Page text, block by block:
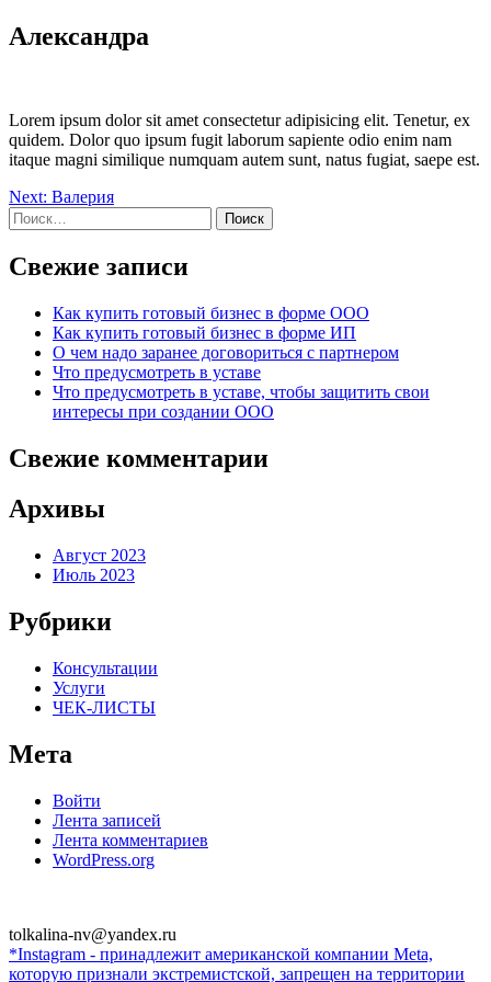
Skip
to
Александра
Lorem ipsum dolor sit amet consectetur adipisicing elit. Tenetur, ex
quidem. Dolor quo ipsum fugit laborum sapiente odio enim nam
itaque magni similique numquam autem sunt, natus fugiat, saepe est.
Навигация
по
записям
Next: Валерия
Найти:
Свежие записи
Как купить готовый бизнес в форме ООО
Как купить готовый бизнес в форме ИП
О чем надо заранее договориться с партнером
Что предусмотреть в уставе
Что предусмотреть в уставе, чтобы защитить свои
интересы при создании ООО
Свежие комментарии
Архивы
Август 2023
Июль 2023
Рубрики
Консультации
Услуги
ЧЕК-ЛИСТЫ
Мета
Войти
Лента записей
Лента комментариев
WordPress.org
tolkalina-nv@yandex.ru
*Instagram - принадлежит американской компании Meta,
которую признали экстремистской, запрещен на территории